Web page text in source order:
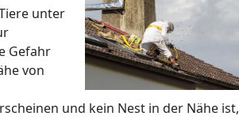
unter
Gefahr
von
und kein Nest in der Nähe ist,